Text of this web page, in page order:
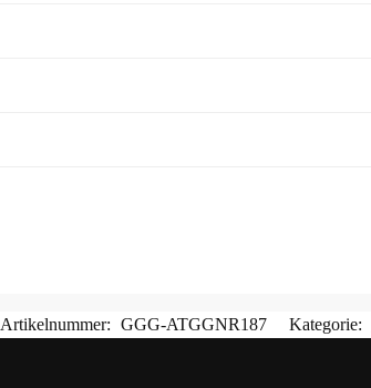
Artikelnummer: GGG-ATGGNR187 Kategorie: